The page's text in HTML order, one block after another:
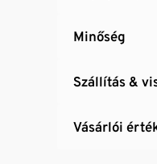
Minőség
Szállítás &
Vásárlói